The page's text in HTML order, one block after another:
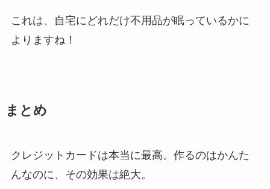
これは、自宅にどれだけ不用品が眠っているかに
よりますね！
まとめ
クレジットカードは本当に最高。作るのはかんた
んなのに、その効果は絶大。